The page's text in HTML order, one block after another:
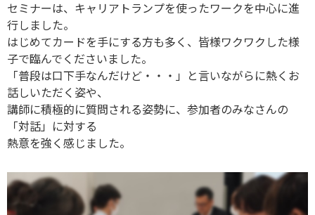
セミナーは、キャリアトランプを使ったワークを中心に進
行しました。
はじめてカードを手にする方も多く、皆様ワクワクした様
子で臨んでくださいました。
「普段は口下手なんだけど・・・」と言いながらに熱くお
話しいただく姿や、
講師に積極的に質問される姿勢に、参加者のみなさんの
「対話」に対する
熱意を強く感じました。